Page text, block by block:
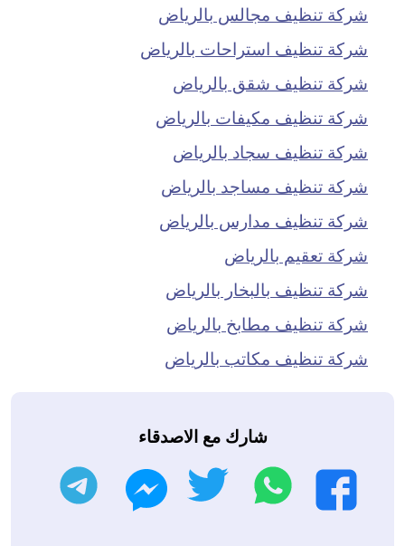
شركة تنظيف مجالس بالرياض
شركة تنظيف استراحات بالرياض
شركة تنظيف شقق بالرياض
شركة تنظيف مكيفات بالرياض
شركة تنظيف سجاد بالرياض
شركة تنظيف مساجد بالرياض
شركة تنظيف مدارس بالرياض
شركة تعقيم بالرياض
شركة تنظيف بالبخار بالرياض
شركة تنظيف مطابخ بالرياض
شركة تنظيف مكاتب بالرياض
شارك مع الاصدقاء
فيسبوك
واتساب تويتر ماسنجر